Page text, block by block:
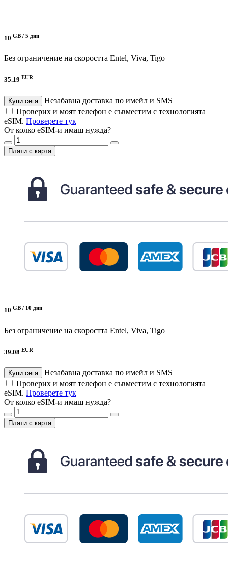
10 GB / 5 дни
Без ограничение на скоростта Entel, Viva, Tigo
35.19 EUR
Купи сега
Незабавна доставка по имейл и SMS
Проверих и моят телефон е съвместим с технологията
eSIM. Проверете тук
От колко eSIM-и имаш нужда?
Плати с карта
10 GB / 10 дни
Без ограничение на скоростта Entel, Viva, Tigo
39.08 EUR
Купи сега
Незабавна доставка по имейл и SMS
Проверих и моят телефон е съвместим с технологията
eSIM. Проверете тук
От колко eSIM-и имаш нужда?
Плати с карта